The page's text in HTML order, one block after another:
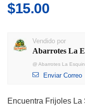
$15.00
Vendido por
Abarrotes La
@ Abarrotes La
Enviar Correo
Encuentra Frijoles